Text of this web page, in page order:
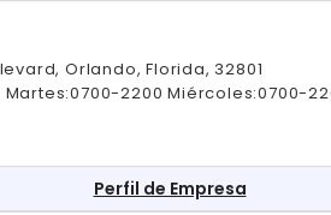
Orlando, Florida, 32801
Martes:0700-2200 Miércoles:0700-
Perfil de Empresa